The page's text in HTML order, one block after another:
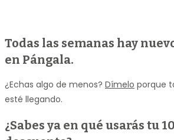
Todas las semanas hay
en Pángala.
¿Echas algo de menos? Dímelo porque
esté llegando.
¿Sabes ya en qué usarás tu